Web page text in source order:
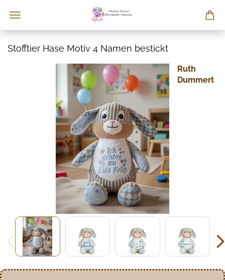
Stofftier Hase Motiv 4 Namen bestickt
Ruth
Dummert